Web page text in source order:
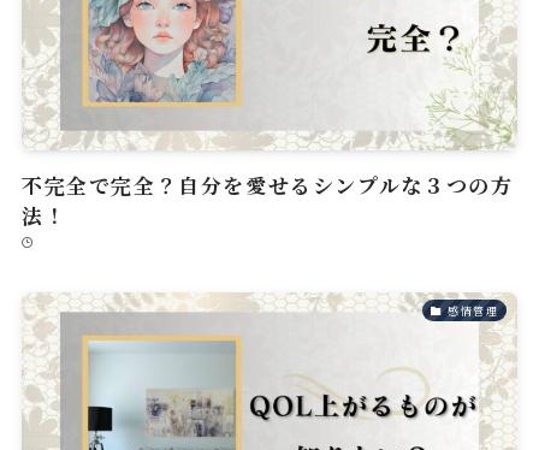
不完全で完全？自分を愛せるシンプルな３つの方
法！
感情管理